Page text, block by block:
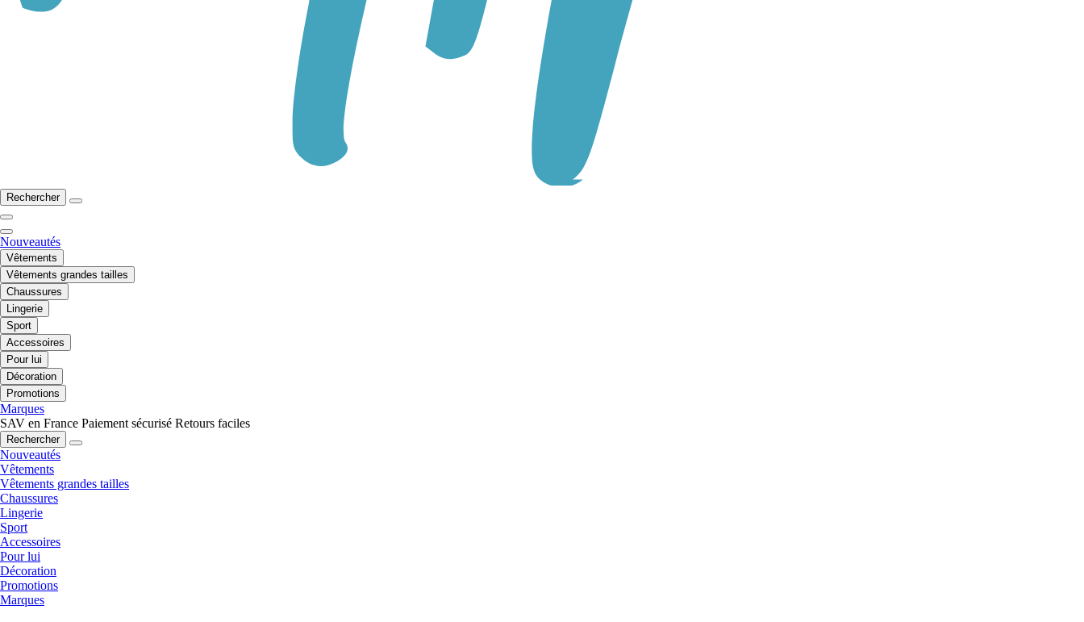
Rechercher
Nouveautés
Vêtements
Vêtements grandes tailles
Chaussures
Lingerie
Sport
Accessoires
Pour lui
Décoration
Promotions
Marques
SAV en France Paiement sécurisé Retours faciles
Rechercher
Nouveautés
Vêtements
Vêtements grandes tailles
Chaussures
Lingerie
Sport
Accessoires
Pour lui
Décoration
Promotions
Marques